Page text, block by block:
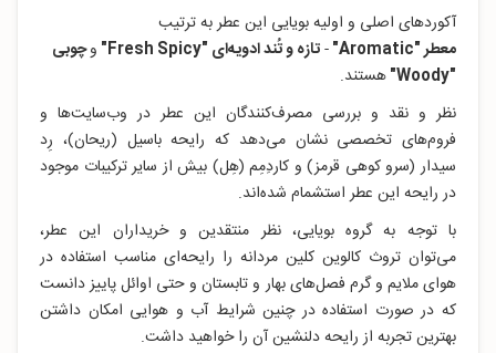
آکوردهای اصلی و اولیه بویایی این عطر به ترتیب
معطر "Aromatic
"
-تازه و تُند ادویه‌ای "Fresh Spicy " وچوبی
"Woody
"هستند.
نظر و نقد و بررسی مصرف‌کنندگان این عطر در وب‌سایت‌ها و
فروم‌های تخصصی نشان می‌دهد که رایحه باسیل (ریحان)، رِد
سیدار (سرو کوهی قرمز) و کاردِمِم (هِل) بیش از سایر ترکیبات موجود
در رایحه این عطر استشمام شده‌اند.
با توجه به گروه بویایی، نظر منتقدین و خریداران این عطر،
می‌توان تروث کالوین کلین مردانه را رایحه‌ای مناسب استفاده در
هوای ملایم و گرم فصل‌های بهار و تابستان و حتی اوائل پاییز دانست
که در صورت استفاده در چنین شرایط آب و هوایی امکان داشتن
بهترین تجربه از رایحه دلنشین آن را خواهید داشت.